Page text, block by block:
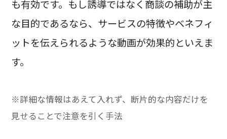
も有効です。もし誘導ではなく商談の補助が主
な目的であるなら、サービスの特徴やベネフィ
ットを伝えられるような動画が効果的といえま
す。
※詳細な情報はあえて入れず、断片的な内容だけを
見せることで注意を引く手法